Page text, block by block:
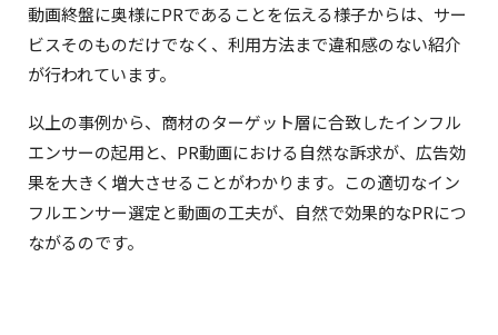
動画終盤に奥様にPRであることを伝える様子からは、サー
ビスそのものだけでなく、利用方法まで違和感のない紹介
が行われています。
以上の事例から、商材のターゲット層に合致したインフル
エンサーの起用と、PR動画における自然な訴求が、広告効
果を大きく増大させることがわかります。この適切なイン
フルエンサー選定と動画の工夫が、自然で効果的なPRにつ
ながるのです。